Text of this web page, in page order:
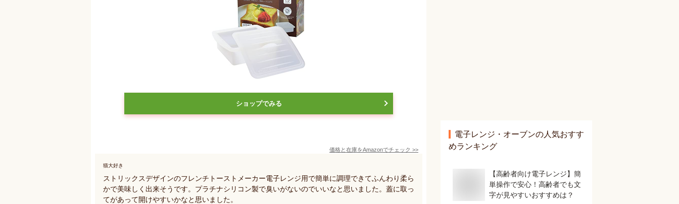
ショップでみる
価格と在庫をAmazonでチェック >>
猫大好き
ストリックスデザインのフレンチトーストメーカー電子レンジ用で簡単に調理できてふんわり柔ら
かで美味しく出来そうです。プラチナシリコン製で臭いがないのでいいなと思いました。蓋に取っ
てがあって開けやすいかなと思いました。
電子レンジ・オーブンの人気おすす
めランキング
【高齢者向け電子レンジ】簡
単操作で安心！高齢者でも文
字が見やすいおすすめは？